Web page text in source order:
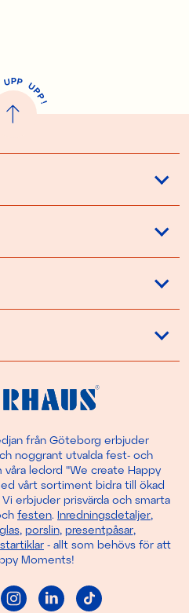
UPP UP
P
!
från Göteborg erbjuder
noggrant utvalda fest- och
våra ledord "We create Happy
vårt sortiment bidra till ökad
erbjuder prisvärda och smarta
festen. Inredningsdetaljer,
glas, porslin, presentpåsar,
- allt som behövs för att
Moments!